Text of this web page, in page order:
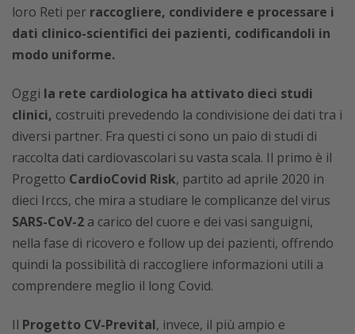
loro Reti per raccogliere, condividere e processare i
dati clinico-scientifici dei pazienti, codificandoli in
modo uniforme.
Oggi la rete cardiologica ha attivato dieci studi
clinici, costruiti prevedendo la condivisione dei dati tra i
diversi partner. Fra questi ci sono un paio di studi di
raccolta dati cardiovascolari su vasta scala. Il primo è il
Progetto CardioCovid Risk, partito ad aprile 2020 in
dieci Irccs, che mira a studiare le complicanze del virus
SARS-CoV-2 a carico del cuore e dei vasi sanguigni,
nella fase di ricovero e follow up dei pazienti, offrendo
quindi la possibilità di raccogliere informazioni utili a
comprendere meglio il long Covid.
Il Progetto CV-Prevital, invece, il più ampio e